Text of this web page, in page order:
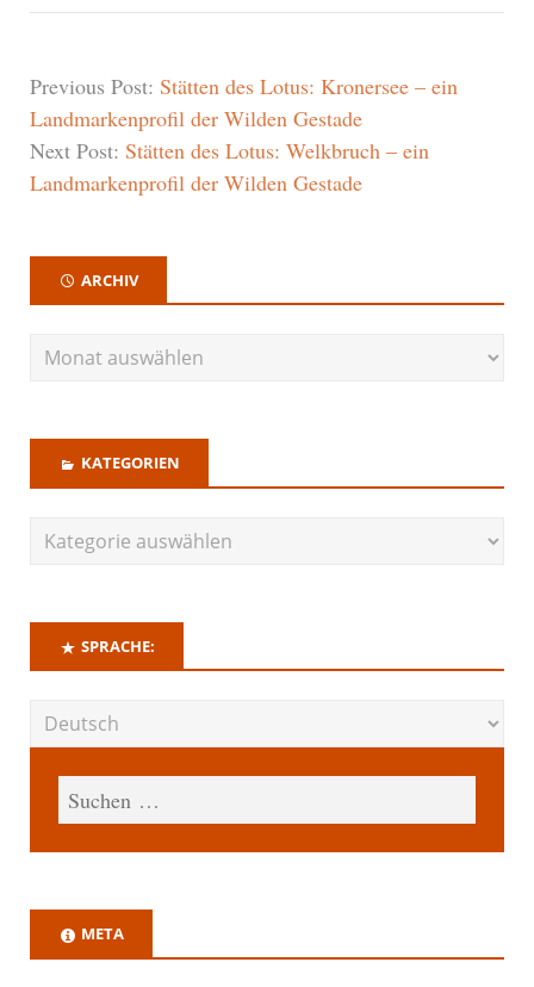
Previous Post: Stätten des Lotus: Kronersee – ein
Landmarkenprofil der Wilden Gestade
Next Post: Stätten des Lotus: Welkbruch – ein
Landmarkenprofil der Wilden Gestade
ARCHIV
KATEGORIEN
SPRACHE:
META